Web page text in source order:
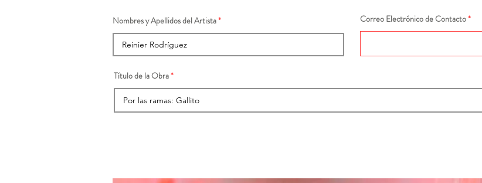
Nombres y Apellidos del Artista Correo Electrónico de Contacto
Título de la Obra